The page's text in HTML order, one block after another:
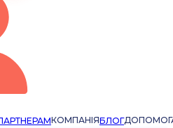
КОМПАНІЯБЛОГ